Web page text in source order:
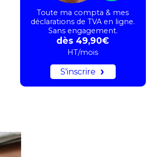
Toute ma compta & mes
déclarations de TVA en ligne.
Sans engagement.
dès 49,90€
HT/mois
S'inscrire